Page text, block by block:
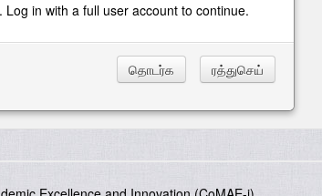
in with a full user account to continue.